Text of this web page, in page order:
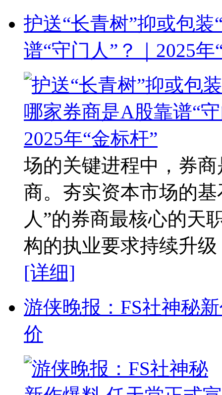
护送“长青树”抑或包
谱“守门人”？｜2025年
场的关键进程中，券
商。夯实资本市场的
人”的券商最核心的天
构的执业要求持续升
[详细]
游侠晚报：FS社神秘
价